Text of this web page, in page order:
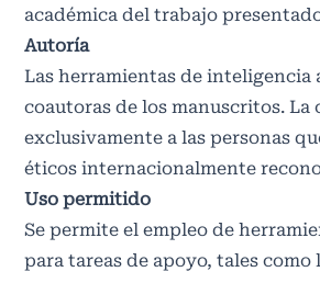
académica del trabajo
Autoría
Las herramientas de
coautoras de los manuscritos.
exclusivamente a las personas
éticos internacionalmente
Uso permitido
Se permite el empleo de
para tareas de apoyo, tales